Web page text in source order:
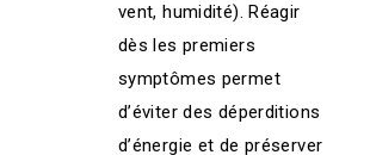
vent, humidité). Réagir
dès les premiers
symptômes permet
d’éviter des déperditions
d’énergie et de préserver